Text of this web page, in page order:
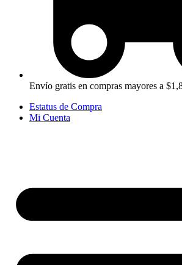
Envío gratis en compras mayores a
Estatus de Compra
Mi Cuenta